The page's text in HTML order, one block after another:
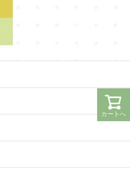
カートへ